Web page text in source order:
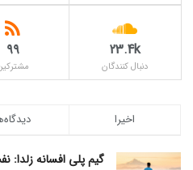
23.4k
دنبال کنندگان
۹۹
اخیرا
گیم پلی افسانه